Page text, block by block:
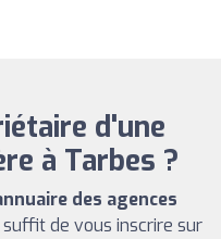
d'une
à Tarbes ?
des agences
suffit de vous inscrire sur